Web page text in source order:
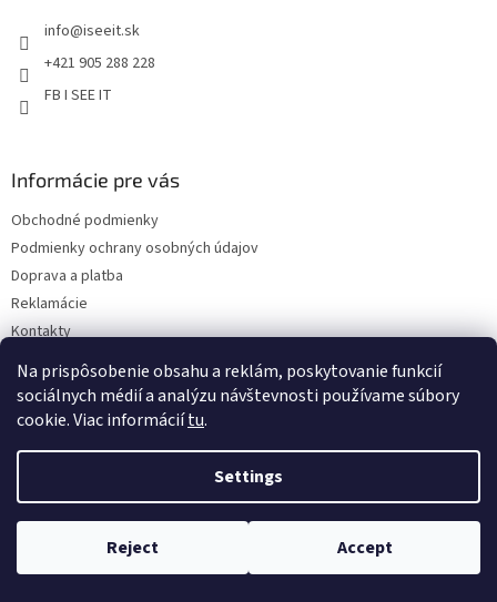
Na prispôsobenie obsahu a reklám, poskytovanie funkcií
sociálnych médií a analýzu návštevnosti používame súbory
cookie. Viac informáciítu.
Settings
Reject Accept
info@iseeit.sk
+421 905 288 228
FB I SEE IT
Informácie pre vás
Obchodné podmienky
Podmienky ochrany osobných údajov
Doprava a platba
Reklamácie
Kontakty
Eshop ISEEIT. All rights reserved.
settings